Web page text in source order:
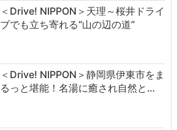
＜Drive! NIPPON＞天理～桜井ドライ
ブでも立ち寄れる“山の辺の道”
＜Drive! NIPPON＞静岡県伊東市をま
るっと堪能！名湯に癒され自然と…